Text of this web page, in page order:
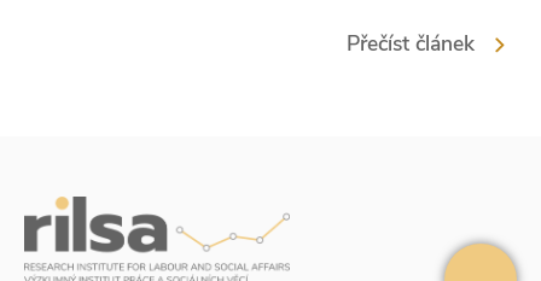
Přečíst článek